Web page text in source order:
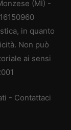
(MI) -
in quanto
Non può
ai sensi
- Contattaci